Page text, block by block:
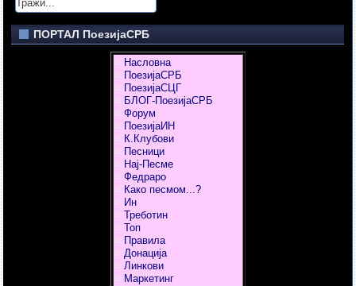
ПОРТАЛ ПоезијаСРБ
Насловна
ПоезијаСРБ
ПоезијаСЦГ
БЛОГ-ПоезијаСРБ
Форум
ПоезијаИН
К.Клубови
Песници
Нај-Песме
Федраро
Како песмом...?
Ин
Треботин
Топ
Правила
Донација
Линкови
Маркетинг